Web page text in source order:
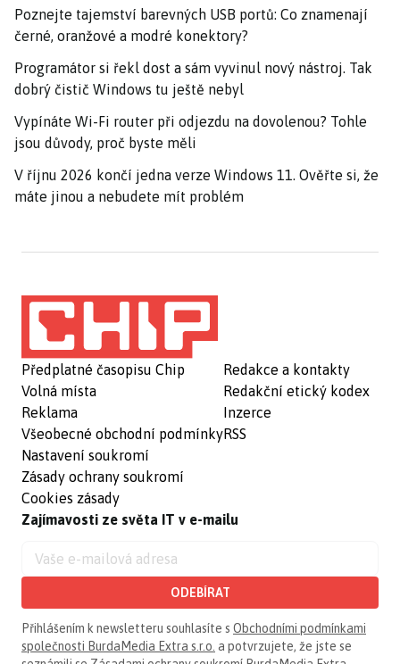
Poznejte tajemství barevných USB portů: Co znamenají
černé, oranžové a modré konektory?
Programátor si řekl dost a sám vyvinul nový nástroj. Tak
dobrý čistič Windows tu ještě nebyl
Vypínáte Wi-Fi router při odjezdu na dovolenou? Tohle
jsou důvody, proč byste měli
V říjnu 2026 končí jedna verze Windows 11. Ověřte si, že
máte jinou a nebudete mít problém
Předplatné časopisu Chip
Volná místa
Reklama
Všeobecné obchodní podmínky
Nastavení soukromí
Zásady ochrany soukromí
Cookies zásady
Redakce a kontakty
Redakční etický kodex
Inzerce
RSS
Zajímavosti ze světa IT v e-mailu
ODEBÍRAT
Přihlášením k newsletteru souhlasíte s Obchodními podmínkami
společnosti BurdaMedia Extra s.r.o. a potvrzujete, že jste se